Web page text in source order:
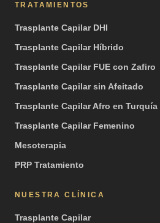
TRATAMIENTOS
Trasplante Capilar DHI
Trasplante Capilar Híbrido
Trasplante Capilar FUE con Zafiro
Trasplante Capilar sin Afeitado
Trasplante Capilar Afro en Turquía
Trasplante Capilar Femenino
Mesoterapia
PRP Tratamiento
NUESTRA CLÍNICA
Trasplante Capilar